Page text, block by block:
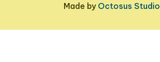
Made by Octosus Studio